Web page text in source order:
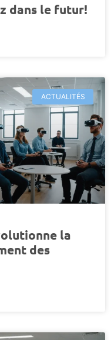
dans le futur!
ACTUALITÉS
la
des